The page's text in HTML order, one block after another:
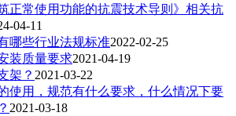
正常使用功能的抗震技术导则》相关抗
04-11
哪些行业法规标准2022-02-25
装质量要求2021-04-19
架？ 2021-03-22
使用，规范有什么要求，什么情况下要
2021-03-18